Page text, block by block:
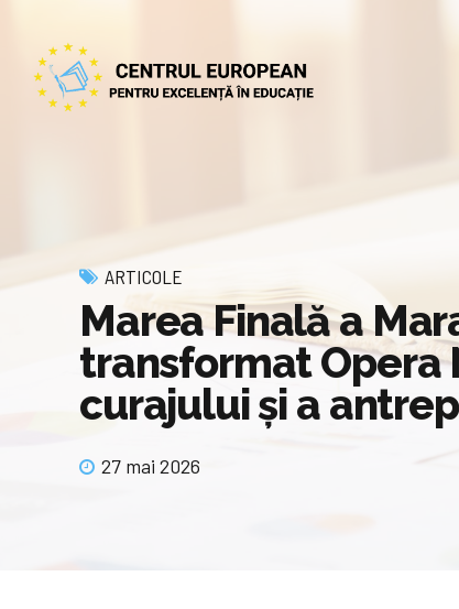
ARTICOLE
Marea Finală a
transformat Opera
curajului și a
27 mai 2026